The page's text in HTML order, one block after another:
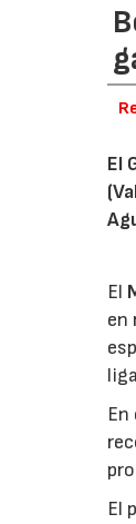
El
El
en
El